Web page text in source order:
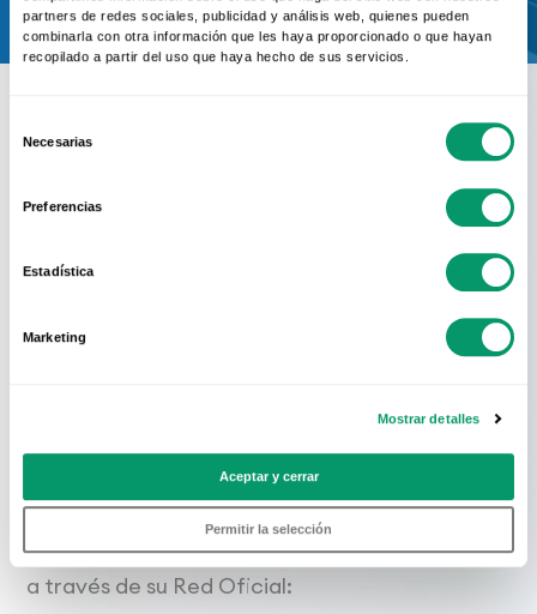
partners de redes sociales, publicidad y análisis web, quienes pueden
combinarla con otra información que les haya proporcionado o que hayan
recopilado a partir del uso que haya hecho de sus servicios.
de
Necesarias
Preferencias
Estadística
Marketing
Mostrar detalles
Aceptar y cerrar
Permitir la selección
Conoce La Red
Oficial
KÖMMERLING
sistema de perfiles no sirve de nada si no
se acompaña de una cuidada
fabricación e instalación de la ventana.
Por eso KÖMMERLING solo recomienda
contratar la instalación de sus ventanas
a través de su Red Oficial: